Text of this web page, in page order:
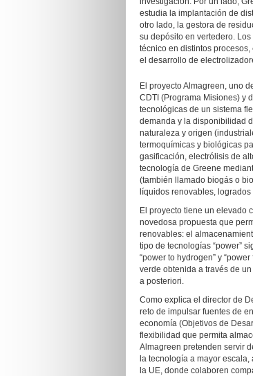
estudia la implantación de
otro lado, la gestora de
su depósito en vertedero.
técnico en distintos
el desarrollo de
El proyecto Almagreen, uno
CDTI (Programa Misiones) y
tecnológicas de un sistema
demanda y la disponibilidad
naturaleza y origen
termoquímicas y biológicas
gasificación, electrólisis de
tecnología de Greene
(también llamado biogás o
líquidos renovables,
El proyecto tiene un elevado
novedosa propuesta que
renovables: el
tipo de tecnologías “power”
“power to hydrogen” y
verde obtenida a través de
a posteriori.
Como explica el director de
reto de impulsar fuentes de
economía (Objetivos de
flexibilidad que permita
Almagreen pretenden servir
la tecnología a mayor
la UE, donde colaboren